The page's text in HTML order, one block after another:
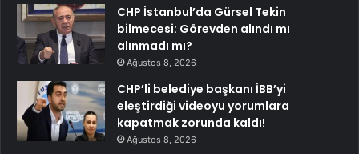
CHP İstanbul’da Gürsel Tekin
bilmecesi: Görevden alındı mı
alınmadı mı?
Ağustos 8, 2026
CHP’li belediye başkanı İBB’yi
eleştirdiği videoyu yorumlara
kapatmak zorunda kaldı!
Ağustos 8, 2026